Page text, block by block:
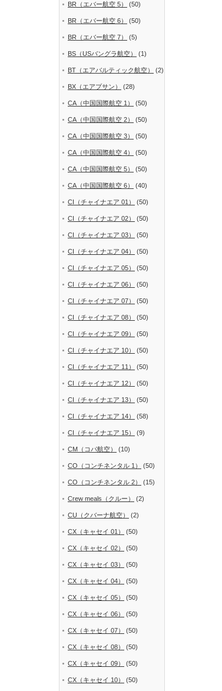
BR（エバー航空 5） (50)
BR（エバー航空 6） (50)
BR（エバー航空 7） (5)
BS（USバングラ航空） (1)
BT（エアバルティック航空） (2)
BX（エアプサン） (28)
CA（中国国際航空 1） (50)
CA（中国国際航空 2） (50)
CA（中国国際航空 3） (50)
CA（中国国際航空 4） (50)
CA（中国国際航空 5） (50)
CA（中国国際航空 6） (40)
CI（チャイナエア 01） (50)
CI（チャイナエア 02） (50)
CI（チャイナエア 03） (50)
CI（チャイナエア 04） (50)
CI（チャイナエア 05） (50)
CI（チャイナエア 06） (50)
CI（チャイナエア 07） (50)
CI（チャイナエア 08） (50)
CI（チャイナエア 09） (50)
CI（チャイナエア 10） (50)
CI（チャイナエア 11） (50)
CI（チャイナエア 12） (50)
CI（チャイナエア 13） (50)
CI（チャイナエア 14） (58)
CI（チャイナエア 15） (9)
CM（コパ航空） (10)
CO（コンチネンタル 1） (50)
CO（コンチネンタル 2） (15)
Crew meals（クルー） (2)
CU（クバーナ航空） (2)
CX（キャセイ 01） (50)
CX（キャセイ 02） (50)
CX（キャセイ 03） (50)
CX（キャセイ 04） (50)
CX（キャセイ 05） (50)
CX（キャセイ 06） (50)
CX（キャセイ 07） (50)
CX（キャセイ 08） (50)
CX（キャセイ 09） (50)
CX（キャセイ 10） (50)